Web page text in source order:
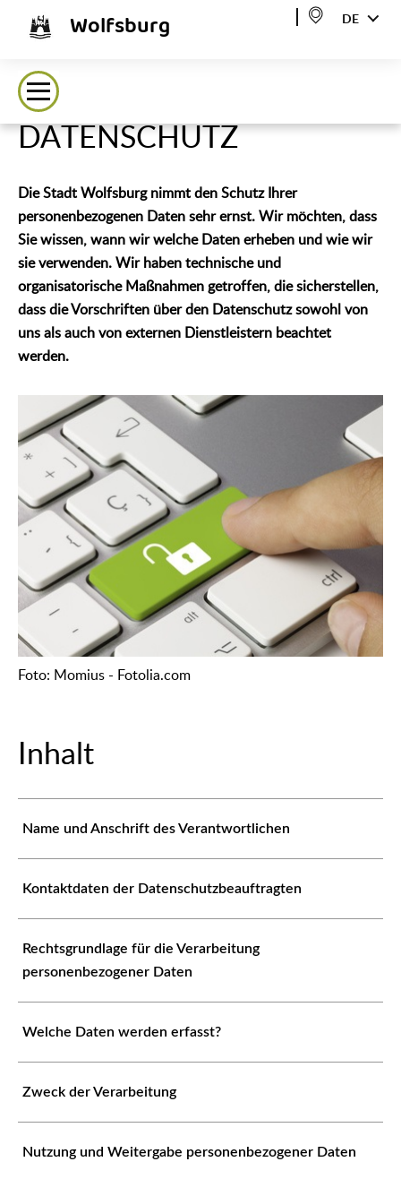
Wolfsburg DE
DATENSCHUTZ
Die Stadt Wolfsburg nimmt den Schutz Ihrer
personenbezogenen Daten sehr ernst. Wir möchten, dass
Sie wissen, wann wir welche Daten erheben und wie wir
sie verwenden. Wir haben technische und
organisatorische Maßnahmen getroffen, die sicherstellen,
dass die Vorschriften über den Datenschutz sowohl von
uns als auch von externen Dienstleistern beachtet
werden.
Foto: Momius - Fotolia.com
Inhalt
Name und Anschrift des Verantwortlichen
Kontaktdaten der Datenschutzbeauftragten
Rechtsgrundlage für die Verarbeitung
personenbezogener Daten
Welche Daten werden erfasst?
Zweck der Verarbeitung
Nutzung und Weitergabe personenbezogener Daten